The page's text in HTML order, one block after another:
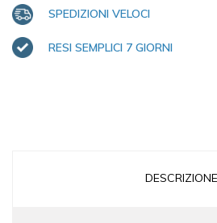
SPEDIZIONI VELOCI
RESI SEMPLICI 7 GIORNI
DESCRIZIONE